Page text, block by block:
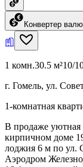
Конвертер
1 комн.30.5 м²10/
г. Гомель, ул.
1-комнатная
В продаже уютная
кирпичном доме
лоджия 6 м по ул.
Аэродром